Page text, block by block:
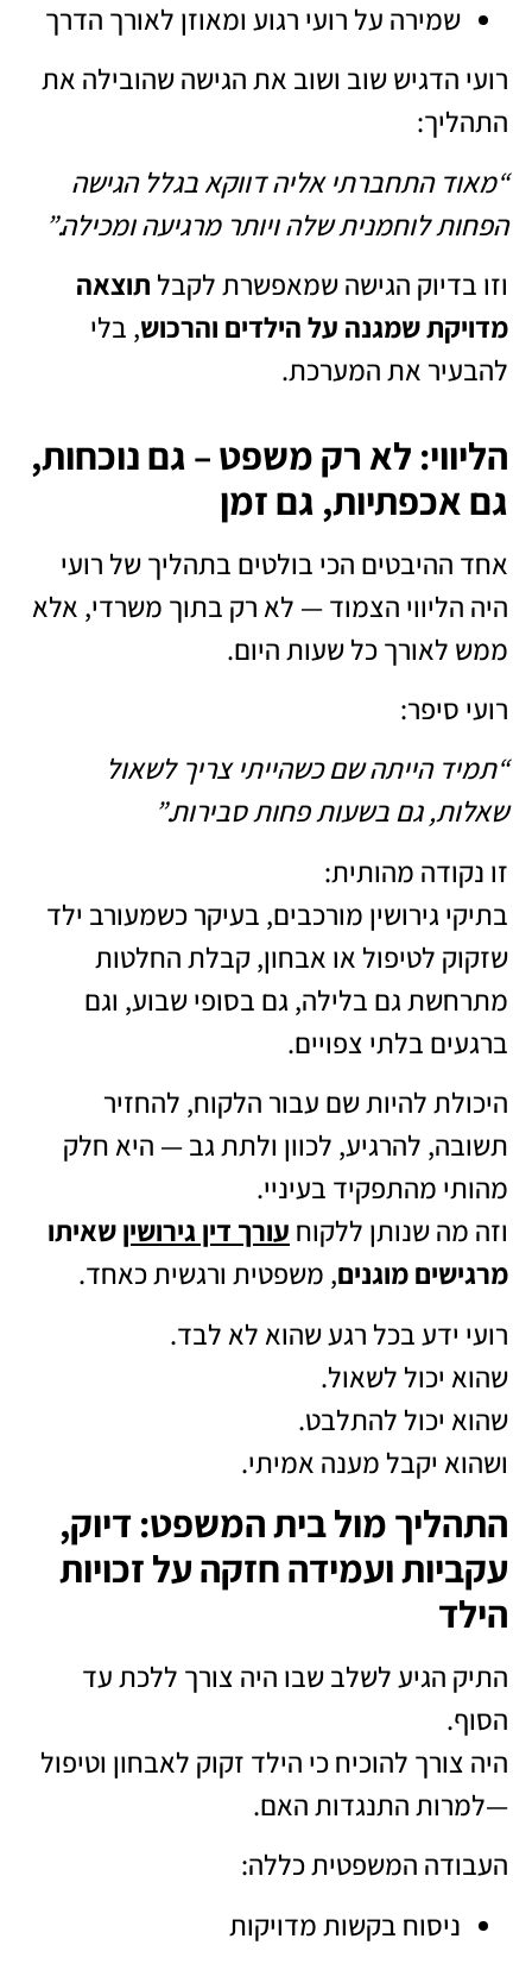
שמירה על רועי רגוע ומאוזן לאורך הדרך
רועי הדגיש שוב ושוב את הגישה שהובילה את
התהליך:
“מאוד התחברתי אליה דווקא בגלל הגישה
הפחות לוחמנית שלה ויותר מרגיעה ומכילה.”
וזו בדיוק הגישה שמאפשרת לקבלתוצאה
מדויקת שמגנה על הילדים והרכוש, בלי
להבעיר את המערכת.
הליווי: לא רק משפט – גם נוכחות,
גם אכפתיות, גם זמן
אחד ההיבטים הכי בולטים בתהליך של רועי
היה הליווי הצמוד — לא רק בתוך משרדי, אלא
ממש לאורך כל שעות היום.
רועי סיפר:
“תמיד הייתה שם כשהייתי צריך לשאול
שאלות, גם בשעות פחות סבירות.”
זו נקודה מהותית:
בתיקי גירושין מורכבים, בעיקר כשמעורב ילד
שזקוק לטיפול או אבחון, קבלת החלטות
מתרחשת גם בלילה, גם בסופי שבוע, וגם
ברגעים בלתי צפויים.
היכולת להיות שם עבור הלקוח, להחזיר
תשובה, להרגיע, לכוון ולתת גב — היא חלק
מהותי מהתפקיד בעיניי.
וזה מה שנותן ללקוח עורך דין גירושיןשאיתו
מרגישים מוגנים, משפטית ורגשית כאחד.
רועי ידע בכל רגע שהוא לא לבד.
שהוא יכול לשאול.
שהוא יכול להתלבט.
ושהוא יקבל מענה אמיתי.
התהליך מול בית המשפט: דיוק,
עקביות ועמידה חזקה על זכויות
הילד
התיק הגיע לשלב שבו היה צורך ללכת עד
הסוף.
היה צורך להוכיח כי הילד זקוק לאבחון וטיפול
—למרות התנגדות האם.
העבודה המשפטית כללה:
ניסוח בקשות מדויקות